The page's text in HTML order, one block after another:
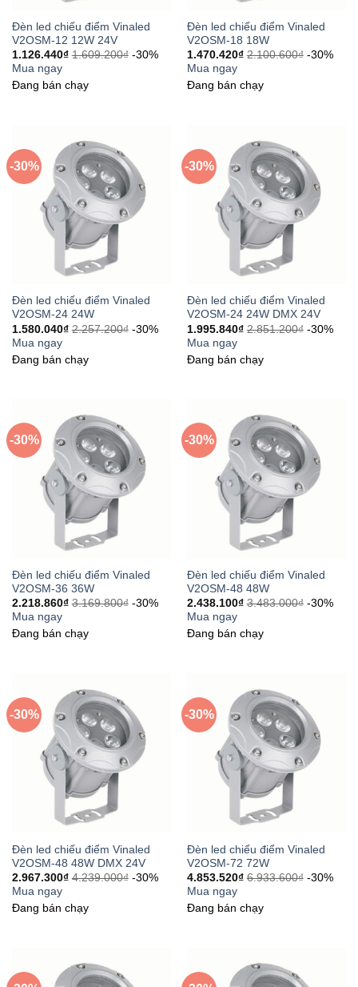
Đèn led chiếu điểm Vinaled
V2OSM-12 12W 24V
1.126.440₫ 1.609.200₫ -30%
Mua ngay
Đang bán chạy
Đèn led chiếu điểm Vinaled
V2OSM-18 18W
1.470.420₫ 2.100.600₫ -30%
Mua ngay
Đang bán chạy
-30%
Đèn led chiếu điểm Vinaled
V2OSM-24 24W
1.580.040₫ 2.257.200₫ -30%
Mua ngay
Đang bán chạy
-30%
Đèn led chiếu điểm Vinaled
V2OSM-24 24W DMX 24V
1.995.840₫ 2.851.200₫ -30%
Mua ngay
Đang bán chạy
-30%
Đèn led chiếu điểm Vinaled
V2OSM-36 36W
2.218.860₫ 3.169.800₫ -30%
Mua ngay
Đang bán chạy
-30%
Đèn led chiếu điểm Vinaled
V2OSM-48 48W
2.438.100₫ 3.483.000₫ -30%
Mua ngay
Đang bán chạy
-30%
Đèn led chiếu điểm Vinaled
V2OSM-48 48W DMX 24V
2.967.300₫ 4.239.000₫ -30%
Mua ngay
Đang bán chạy
-30%
Đèn led chiếu điểm Vinaled
V2OSM-72 72W
4.853.520₫ 6.933.600₫ -30%
Mua ngay
Đang bán chạy